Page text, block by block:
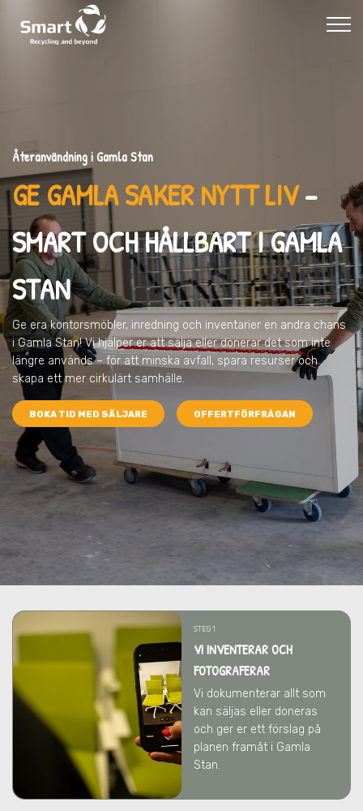
Återanvändning i Gamla Stan
GE GAMLA SAKER NYTT LIV–
SMART OCH HÅLLBART I GAMLA
STAN
Ge era kontorsmöbler, inredning och inventarier en andra chans
i Gamla Stan! Vi hjälper er att sälja eller donerar det som inte
längre används – för att minska avfall, spara resurser och
skapa ett mer cirkulärt samhälle.
BOKA TID MED SÄLJARE OFFERTFÖRFRÅGAN
STEG 1
VI INVENTERAR OCH
FOTOGRAFERAR
Vi dokumenterar allt som
kan säljas eller doneras
och ger er ett förslag på
planen framåt i Gamla
Stan.